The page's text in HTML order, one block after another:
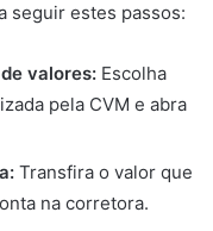
seguir estes passos:
valores: Escolha
pela CVM e abra
Transfira o valor que
na corretora.